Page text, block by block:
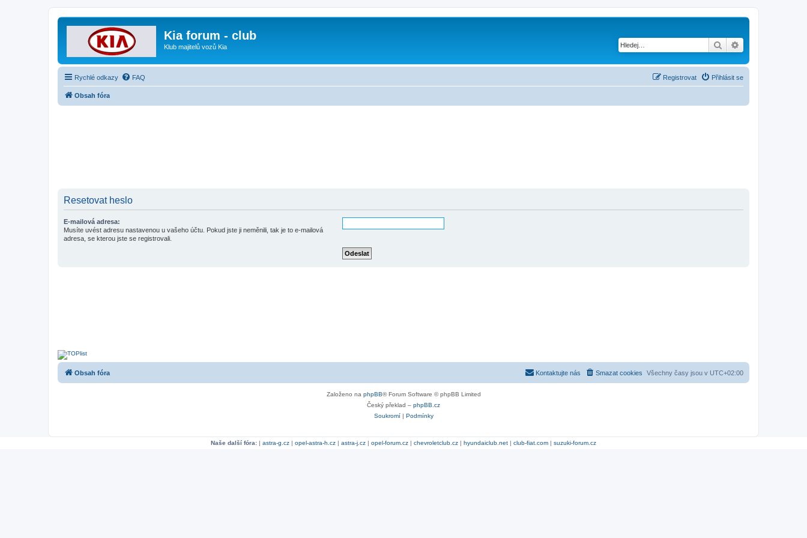
Kia forum - club
Klub majitelů vozů Kia Hledat
Rychlé odkazy FAQ Přihlásit se
Registrovat
Obsah fóra
Resetovat heslo
E-mailová adresa:
Musíte uvést adresu nastavenou u vašeho účtu. Pokud jste ji neměnili, tak je to e-mailová
adresa, se kterou jste se registrovali.
Obsah fóra Všechny časy jsou v UTC+02:00
Smazat cookies
Kontaktujte nás
Založeno na phpBB® Forum Software © phpBB Limited
Český překlad – phpBB.cz
Soukromí| Podmínky
Naše další fóra: | astra-g.cz | opel-astra-h.cz | astra-j.cz | opel-forum.cz | chevroletclub.cz | hyundaiclub.net | club-fiat.com | suzuki-forum.cz